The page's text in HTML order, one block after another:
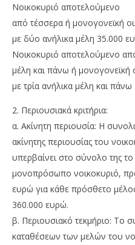
Νοικοκυριό αποτελούμενο
από τέσσερα ή μονογονεϊκή
με δύο ανήλικα μέλη 35.000
Νοικοκυριό αποτελούμενο
μέλη και πάνω ή μονογονεϊκή
με τρία ανήλικα μέλη και
2. Περιουσιακά κριτήρια:
α. Ακίνητη περιουσία: Η
ακίνητης περιουσίας του
υπερβαίνει στο σύνολο της
μονοπρόσωπο νοικοκυριό,
ευρώ για κάθε πρόσθετο
360.000 ευρώ.
β. Περιουσιακό τεκμήριο: Το
καταθέσεων των μελών του